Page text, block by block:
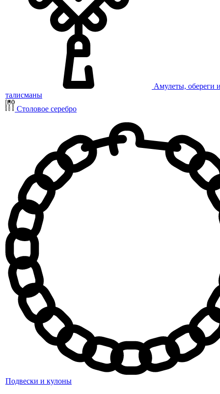
Амулеты, обереги
талисманы
Столовое серебро
Подвески и кулоны